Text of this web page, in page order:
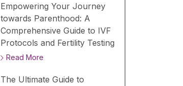
Empowering Your Journey
towards Parenthood: A
Comprehensive Guide to IVF
Protocols and Fertility Testing
Read More
The Ultimate Guide to